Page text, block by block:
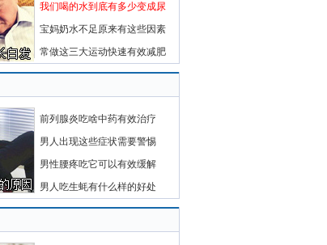
我们喝的水到底有多少变成尿
宝妈奶水不足原来有这些因素
常做这三大运动快速有效减肥
前列腺炎吃啥中药有效治疗
男人出现这些症状需要警惕
男性腰疼吃它可以有效缓解
男人吃生蚝有什么样的好处